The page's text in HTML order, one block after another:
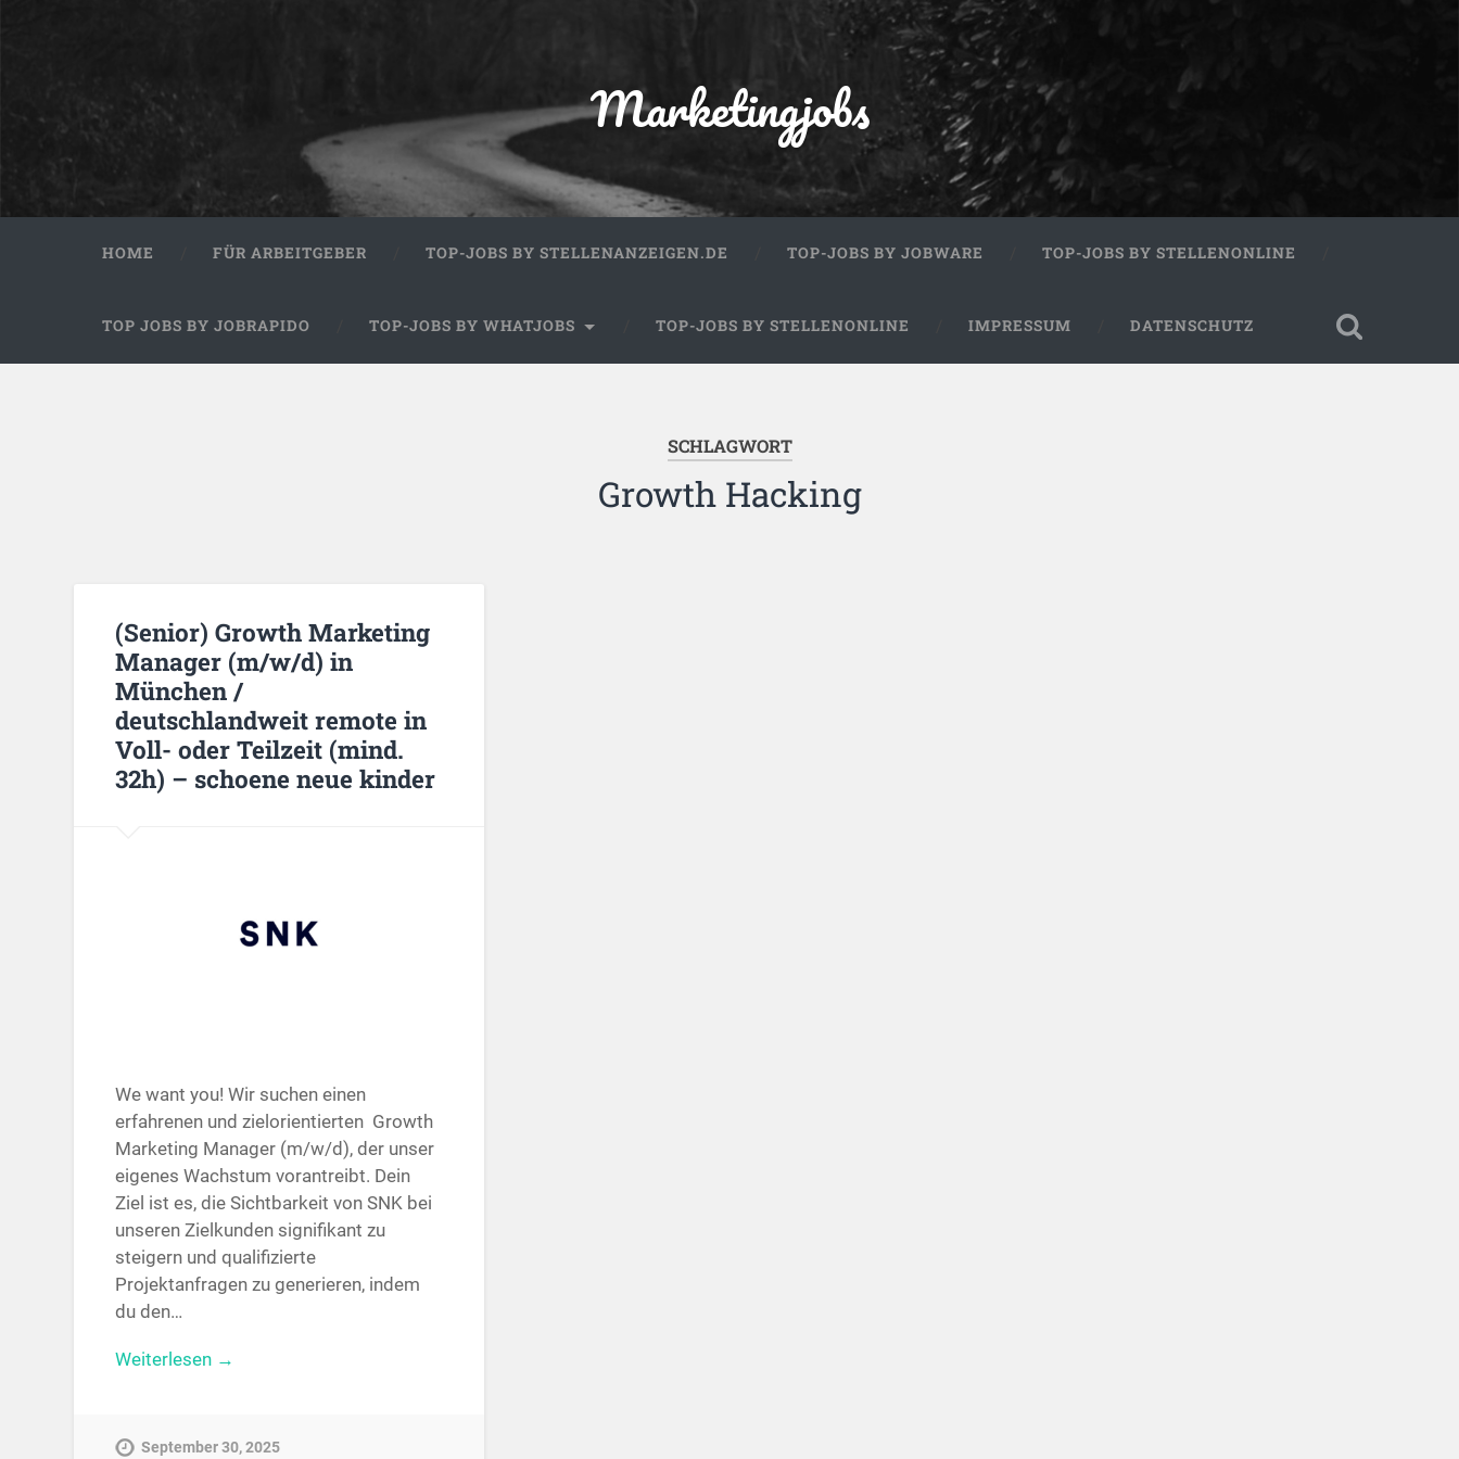
Marketingjobs
HOME FÜR ARBEITGEBER TOP-JOBS BY STELLENANZEIGEN.DE TOP-JOBS BY JOBWARE TOP-JOBS BY STELLENONLINE
TOP JOBS BY JOBRAPIDO TOP-JOBS BY WHATJOBS TOP-JOBS BY STELLENONLINE IMPRESSUM DATENSCHUTZ
SCHLAGWORT
Growth Hacking
(Senior) Growth Marketing
Manager (m/w/d) in
München /
deutschlandweit remote in
Voll- oder Teilzeit (mind.
32h) – schoene neue kinder
We want you! Wir suchen einen
erfahrenen und zielorientierten Growth
Marketing Manager (m/w/d), der unser
eigenes Wachstum vorantreibt. Dein
Ziel ist es, die Sichtbarkeit von SNK bei
unseren Zielkunden signifikant zu
steigern und qualifizierte
Projektanfragen zu generieren, indem
du den…
Weiterlesen →
September 30, 2025